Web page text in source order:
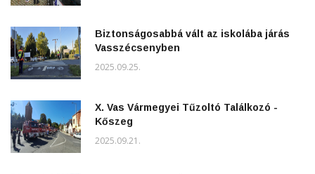
Biztonságosabbá vált az iskolába járás
Vasszécsenyben
2025.09.25.
X. Vas Vármegyei Tűzoltó Találkozó -
Kőszeg
2025.09.21.